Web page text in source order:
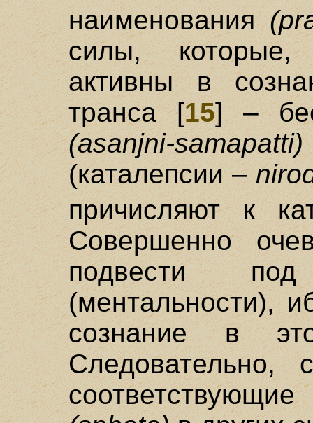
наименования
силы, которые,
активны в
транса [15] –
(asanjni-samapatti)
(каталепсии –
причисляют к
Совершенно
подвести
(ментальности),
сознание в
Следовательно,